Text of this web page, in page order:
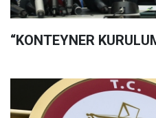
“KONTEYNER